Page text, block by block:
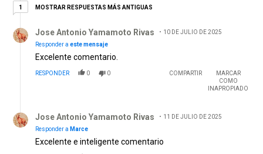
11 respuesta más antiguas
MOSTRAR RESPUESTAS MÁS ANTIGUAS
Jose Antonio Yamamoto Rivas
10 DE JULIO DE 2025
Responder a este mensaje
Excelente comentario.
RESPONDER 0 0 COMPARTIR
MARCAR
COMO
INAPROPIADO
Jose Antonio Yamamoto Rivas
11 DE JULIO DE 2025
Responder a Marce
Excelente e inteligente comentario